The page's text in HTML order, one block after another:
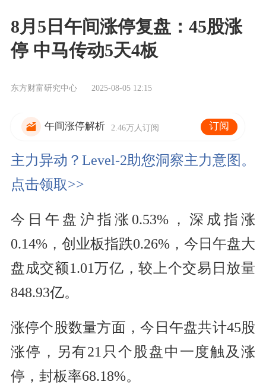
8月5日午间涨停复盘：45股涨
停 中马传动5天4板
东方财富研究中心 2025-08-05 12:15
午间涨停解析 2.46万人订阅 订阅
主力异动？Level-2助您洞察主力意图。
点击领取>>
今日午盘沪指涨0.53%，深成指涨
0.14%，创业板指跌0.26%，今日午盘大
盘成交额1.01万亿，较上个交易日放量
848.93亿。
涨停个股数量方面，今日午盘共计45股
涨停，另有21只个股盘中一度触及涨
停，封板率68.18%。